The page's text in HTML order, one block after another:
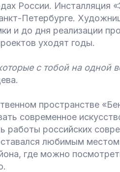
России. Инсталляция
Петербурге.
и до дня реализации
уходят годы.
с тобой на одной
пространстве
современное
работы российских
любимым местом
где можно